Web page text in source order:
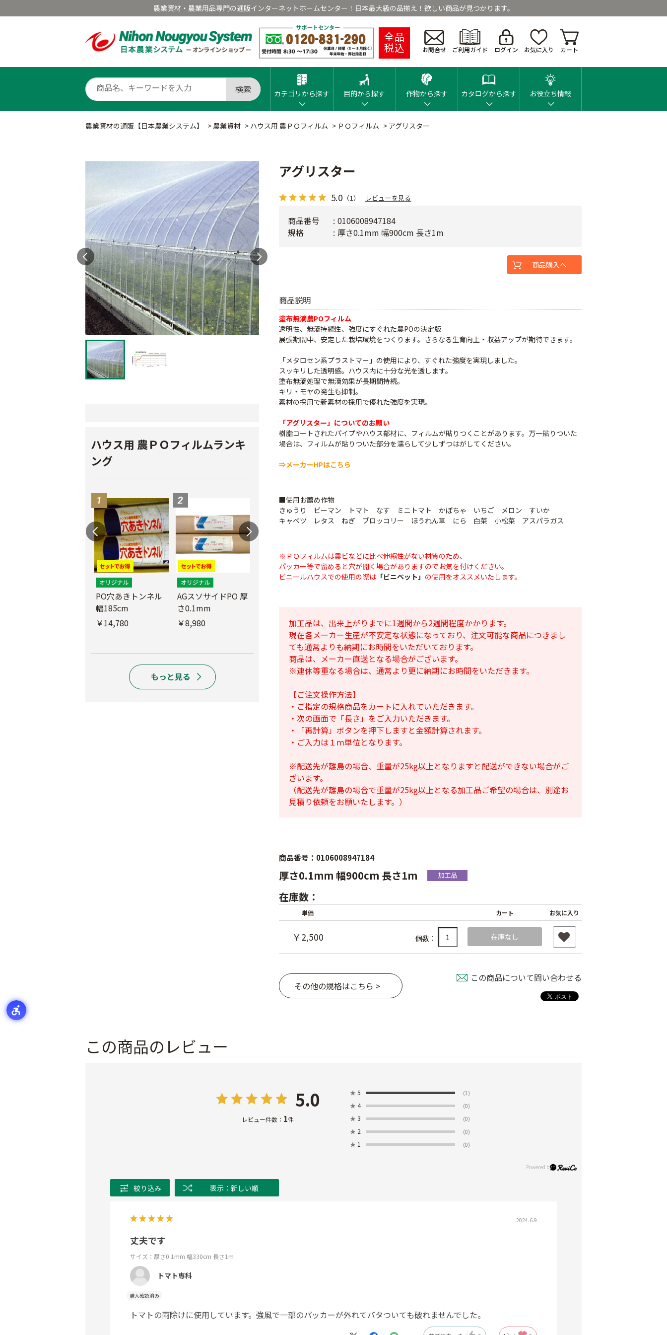
農業資材・農業用品専門の通販インターネットホームセンター！日本最大級の品揃え！欲しい商品が見つかります。
全品
税込 お問合せ ご利用ガイド ログイン お気に入り カート
検索 カテゴリから探す 目的から探す 作物から探す カタログから探す お役立ち情報
農業資材の通販【日本農業システム】 > 農業資材 > ハウス用 農ＰＯフィルム > ＰＯフィルム > アグリスター
ハウス用 農ＰＯフィルムランキ
ング
PO穴あきトンネル
幅185cm
￥14,780
AGスソサイドPO 厚
さ0.1mm
￥8,980
ビニールハウス補修
￥16,800
テキナシテープ
社加工）厚さ
0.1mm 幅600cm
アグリスター
5.0 （1） レビューを見る
商品説明
塗布無滴農POフィルム
透明性、無滴持続性、強度にすぐれた農POの決定版
展張期間中、安定した栽培環境をつくります。さらなる生育向上・収益アップが期待できます。
「メタロセン系プラストマー」の使用により、すぐれた強度を実現しました。
スッキリした透明感。ハウス内に十分な光を透します。
塗布無滴処理で無滴効果が長期間持続。
キリ・モヤの発生も抑制。
素材の採用で新素材の採用で優れた強度を実現。
「アグリスター」についてのお願い
樹脂コートされたパイプやハウス部材に、フィルムが貼りつくことがあります。万一貼りついた
場合は、フィルムが貼りついた部分を濡らして少しずつはがしてください。
⇒メーカーHPはこちら
■使用お薦め作物
きゅうり ピーマン トマト なす ミニトマト かぼちゃ いちご メロン すいか
キャベツ レタス ねぎ ブロッコリー ほうれん草 にら 白菜 小松菜 アスパラガス
※ＰＯフィルムは農ビなどに比べ伸縮性がない材質のため、
パッカー等で留めると穴が開く場合がありますのでお気を付けください。
ビニールハウスでの使用の際は 「ビニペット」 の使用をオススメいたします。
加工品は、出来上がりまでに1週間から2週間程度かかります。
現在各メーカー生産が不安定な状態になっており、注文可能な商品につきまし
ても通常よりも納期にお時間をいただいております。
商品は、メーカー直送となる場合がございます。
※連休等重なる場合は、通常より更に納期にお時間をいただきます。
【ご注文操作方法】
・ご指定の規格商品をカートに入れていただきます。
・次の画面で「長さ」をご入力いただきます。
・「再計算」ボタンを押下しますと金額計算されます。
・ご入力は１ｍ単位となります。
※配送先が離島の場合、重量が25kg以上となりますと配送ができない場合がご
ざいます。
（配送先が離島の場合で重量が25kg以上となる加工品ご希望の場合は、別途お
見積り依頼をお願いたします。）
商品番号
0106008947184
規格
厚さ0.1mm 幅900cm 長さ1m
商品購入へ
商品番号：0106008947184
厚さ0.1mm 幅900cm 長さ1m
在庫数：
単価 カート お気に入り
￥2,500 個数： 在庫なし
その他の規格はこちら >
この商品について問い合わせる
この商品のレビュー
5.0
レビュー件数： 1件
★ 5 (1)
★ 4 (0)
★ 3 (0)
★ 2 (0)
★ 1 (0)
絞り込み 表示：新しい順
2024.6.9
丈夫です
サイズ：厚さ0.1mm 幅330cm 長さ1m
トマト専科
購入確認済み
トマトの雨除けに使用しています。強風で一部のパッカーが外れてバタついても破れませんでした。